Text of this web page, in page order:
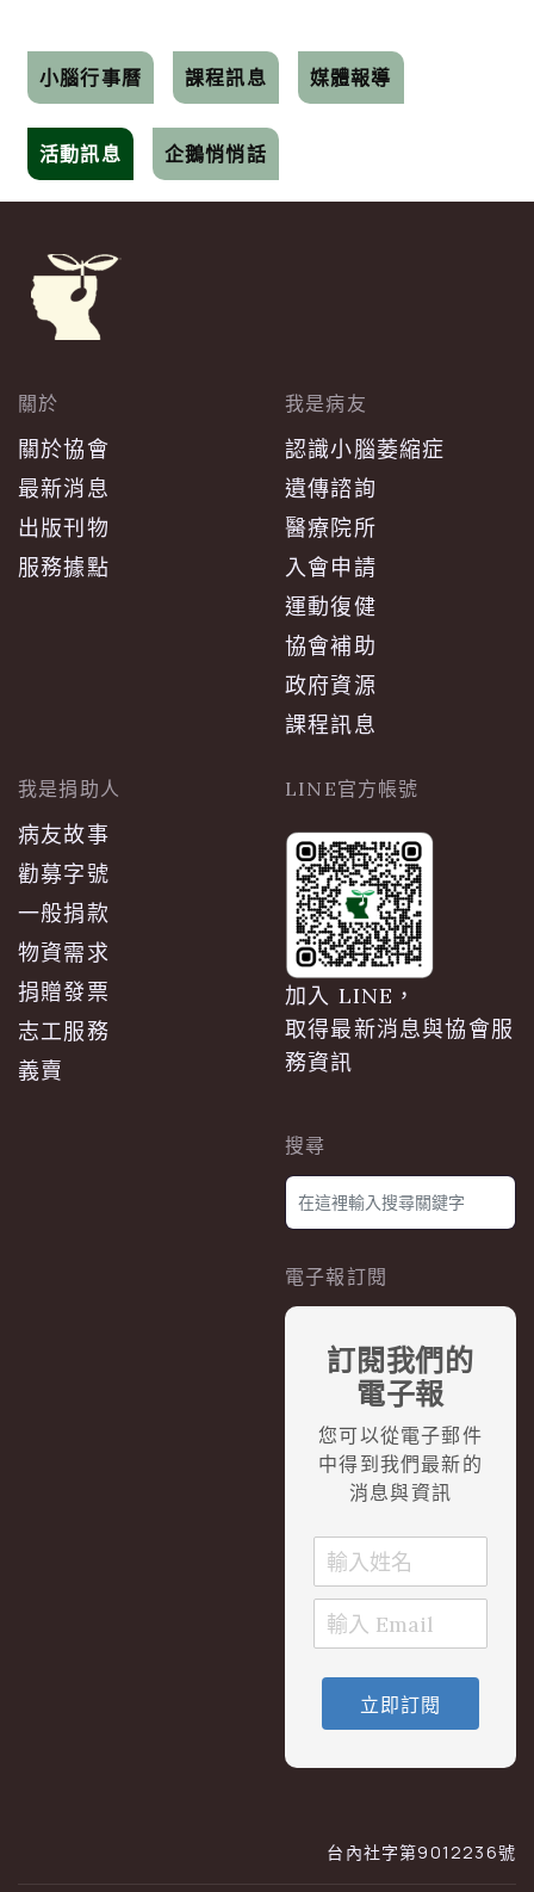
小腦行事曆 課程訊息 媒體報導
活動訊息 企鵝悄悄話
關於
關於協會
最新消息
出版刊物
服務據點
我是病友
認識小腦萎縮症
遺傳諮詢
醫療院所
入會申請
運動復健
協會補助
政府資源
課程訊息
我是捐助人
病友故事
勸募字號
一般捐款
物資需求
捐贈發票
志工服務
義賣
LINE官方帳號
加入 LINE，
取得最新消息與協會服
務資訊
搜尋
電子報訂閱
訂閱我們的
電子報
您可以從電子郵件
中得到我們最新的
消息與資訊
立即訂閱
台內社字第9012236號